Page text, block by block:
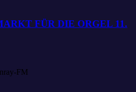
FÜR DIE ORGEL 11.
FM